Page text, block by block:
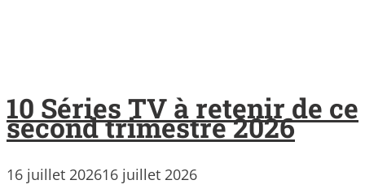
10 Séries TV à retenir de ce
second trimestre 2026
16 juillet 202616 juillet 2026